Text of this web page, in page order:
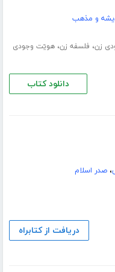
و مذهب
زن، فلسفه زن،ھویّت وجودی
دانلود کتاب
،صدر اسلام
دریافت از کتابراه